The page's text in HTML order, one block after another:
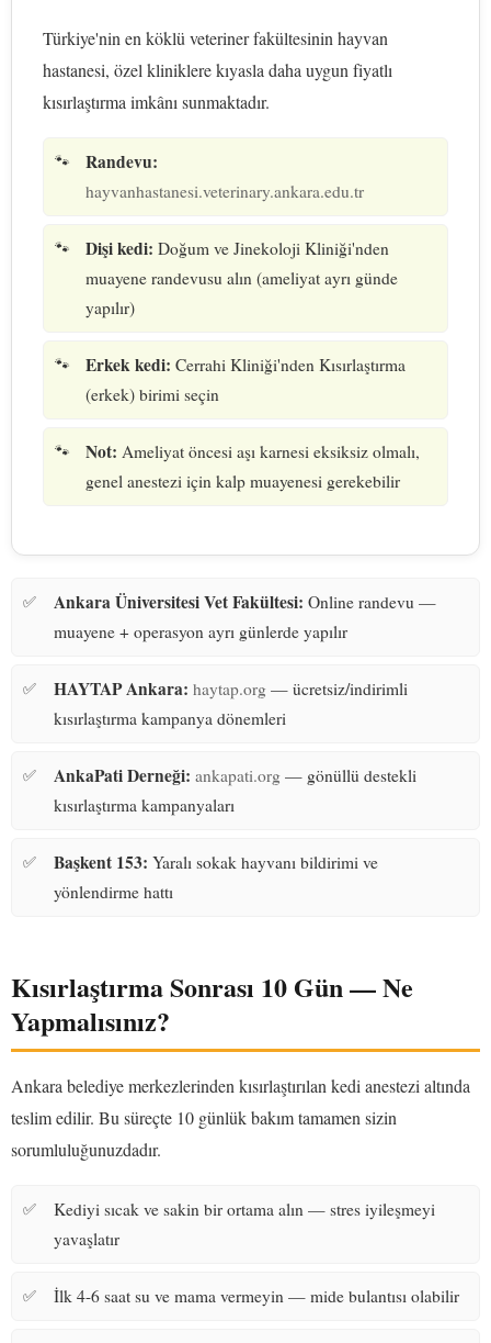
Türkiye'nin en köklü veteriner fakültesinin hayvan
hastanesi, özel kliniklere kıyasla daha uygun fiyatlı
kısırlaştırma imkânı sunmaktadır.
Randevu:
hayvanhastanesi.veterinary.ankara.edu.tr
Dişi kedi: Doğum ve Jinekoloji Kliniği'nden
muayene randevusu alın (ameliyat ayrı günde
yapılır)
Erkek kedi: Cerrahi Kliniği'nden Kısırlaştırma
(erkek) birimi seçin
Not: Ameliyat öncesi aşı karnesi eksiksiz olmalı,
genel anestezi için kalp muayenesi gerekebilir
Ankara Üniversitesi Vet Fakültesi: Online randevu —
muayene + operasyon ayrı günlerde yapılır
HAYTAP Ankara: haytap.org — ücretsiz/indirimli
kısırlaştırma kampanya dönemleri
AnkaPati Derneği: ankapati.org — gönüllü destekli
kısırlaştırma kampanyaları
Başkent 153: Yaralı sokak hayvanı bildirimi ve
yönlendirme hattı
Kısırlaştırma Sonrası 10 Gün — Ne
Yapmalısınız?
Ankara belediye merkezlerinden kısırlaştırılan kedi anestezi altında
teslim edilir. Bu süreçte 10 günlük bakım tamamen sizin
sorumluluğunuzdadır.
Kediyi sıcak ve sakin bir ortama alın — stres iyileşmeyi
yavaşlatır
İlk 4-6 saat su ve mama vermeyin — mide bulantısı olabilir